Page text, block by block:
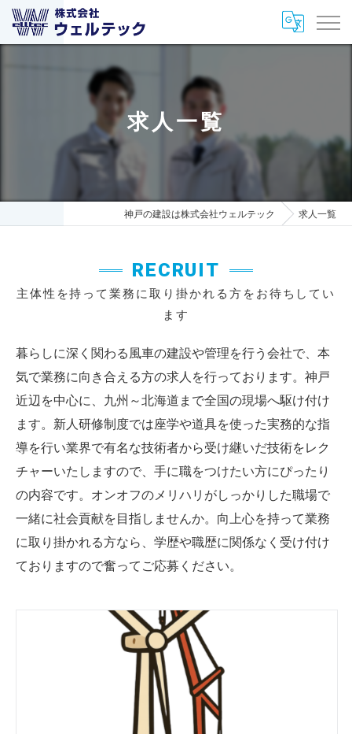
求人一覧
神戸の建設は株式会社ウェルテック 求人一覧
RECRUIT
主体性を持って業務に取り掛かれる方をお待ちしてい
ます
暮らしに深く関わる風車の建設や管理を行う会社で、本
気で業務に向き合える方の求人を行っております。神戸
近辺を中心に、九州～北海道まで全国の現場へ駆け付け
ます。新人研修制度では座学や道具を使った実務的な指
導を行い業界で有名な技術者から受け継いだ技術をレク
チャーいたしますので、手に職をつけたい方にぴったり
の内容です。オンオフのメリハリがしっかりした職場で
一緒に社会貢献を目指しませんか。向上心を持って業務
に取り掛かれる方なら、学歴や職歴に関係なく受け付け
ておりますので奮ってご応募ください。